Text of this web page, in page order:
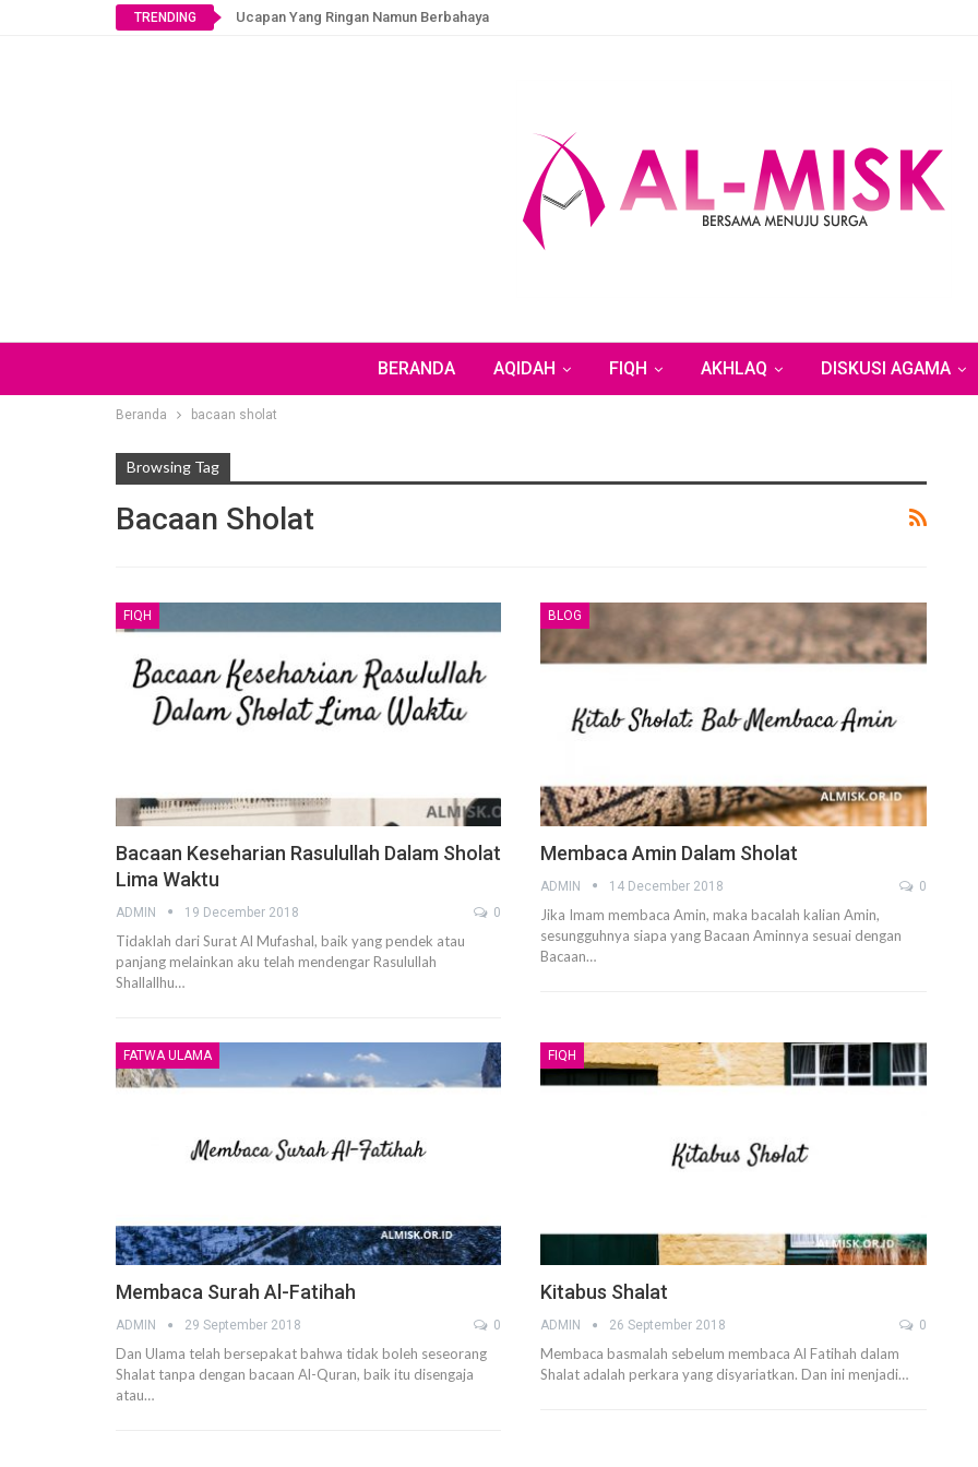
TRENDING Ucapan Yang Ringan Namun Berbahaya
BERANDA AQIDAH FIQH AKHLAQ DISKUSI AGAMA
Beranda bacaan sholat
Browsing Tag
Bacaan Sholat
FIQH
Bacaan Keseharian Rasulullah Dalam Sholat
Lima Waktu
ADMIN 19 December 2018 0
Tidaklah dari Surat Al Mufashal, baik yang pendek atau
panjang melainkan aku telah mendengar Rasulullah
Shallallhu…
BLOG
Membaca Amin Dalam Sholat
ADMIN 14 December 2018 0
Jika Imam membaca Amin, maka bacalah kalian Amin,
sesungguhnya siapa yang Bacaan Aminnya sesuai dengan
Bacaan…
FATWA ULAMA
Membaca Surah Al-Fatihah
ADMIN 29 September 2018 0
Dan Ulama telah bersepakat bahwa tidak boleh seseorang
Shalat tanpa dengan bacaan Al-Quran, baik itu disengaja
atau…
FIQH
Kitabus Shalat
ADMIN 26 September 2018 0
Membaca basmalah sebelum membaca Al Fatihah dalam
Shalat adalah perkara yang disyariatkan. Dan ini menjadi…
Pembelaan Rasulullah ﷺ yang paling Utama
adalah dengan Al Ittiba’
6 December 2020
Jangan Saling Berpaling
Risalah Indah dari seorang Ibu teruntuk
Anaknya yang tercinta
2 November 2020
lebih dahulu daripada amalan yang lain?
25 October 2020
Ucapan Yang Ringan Namun Berbahaya
6 December 2021
Telusuri jalan Ilmu Agama, karena itu jalan
Syurga
Bahaya Dosa Riya
5 December 2021
Adab seorang penuntut Ilmu Terhadap
21 May 2021